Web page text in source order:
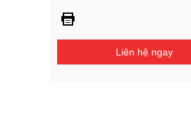
Liên hệ ngay